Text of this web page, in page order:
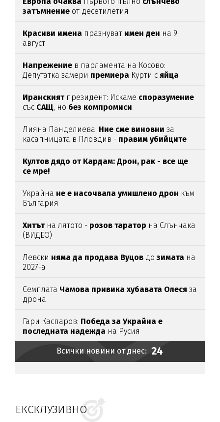
затъмнение от десетилетия
Красиви имена празнуват имен ден на 9
август
Напрежение в парламента на Косово:
Депутатка замери премиера Курти сяйца
Иранскиятпрезидент: Искаме споразумение
със САЩ, но без компромиси
Лияна Панделиева: Ние сме виновниза
касапницата в Пловдив - правим убийците
Култов дядо от Кардам: Дрон, рак - все ще
се мре!
Украйна не е насочвала умишлено дрон към
България
Хитътна лятото - розов таратор на Слънчака
(ВИДЕО)
Левски няма да продава Вуцов дозимата на
2027-а
Семплата Чамова привика хубавата Олеся за
дрона
Гари Каспаров: Победа за Украйна е
последната надежда на Русия
Всички новини от днес: 24
ЕКСКЛУЗИВНО